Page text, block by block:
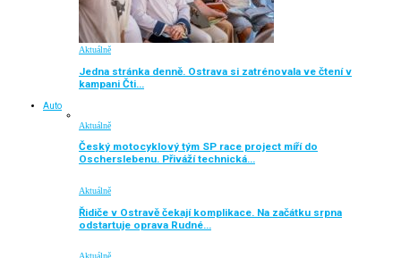
Aktuálně
Jedna stránka denně. Ostrava si zatrénovala ve čtení v
kampani Čti…
Auto
Aktuálně
Český motocyklový tým SP race project míří do
Oscherslebenu. Přiváží technická…
Aktuálně
Řidiče v Ostravě čekají komplikace. Na začátku srpna
odstartuje oprava Rudné…
Aktuálně